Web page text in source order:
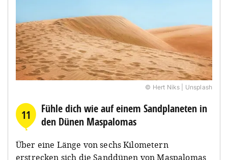
© Hert Niks | Unsplash
11
Fühle dich wie auf einem Sandplaneten in
den Dünen Maspalomas
Über eine Länge von sechs Kilometern
erstrecken sich die Sanddünen von Maspalomas